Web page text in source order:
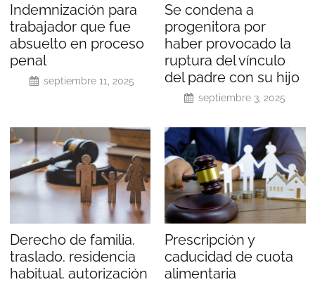
Indemnización para
trabajador que fue
absuelto en proceso
penal
septiembre 11, 2025
Se condena a
progenitora por
haber provocado la
ruptura del vínculo
del padre con su hijo
septiembre 3, 2025
Derecho de familia.
traslado. residencia
habitual. autorización
Prescripción y
caducidad de cuota
alimentaria